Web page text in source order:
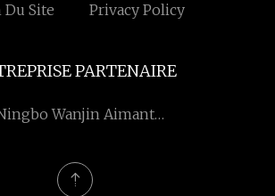
Du Site Privacy Policy
PARTENAIRE
Wanjin Aimant